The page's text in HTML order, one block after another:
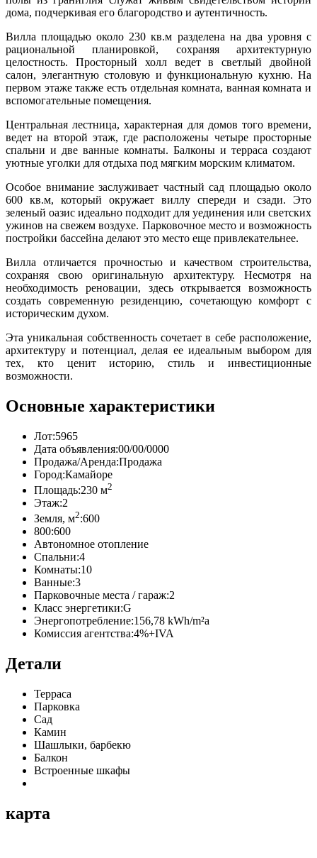
дома, подчеркивая его благородство и аутентичность.
Вилла площадью около 230 кв.м разделена на два уровня с
рациональной планировкой, сохраняя архитектурную
целостность. Просторный холл ведет в светлый двойной
салон, элегантную столовую и функциональную кухню. На
первом этаже также есть отдельная комната, ванная комната и
вспомогательные помещения.
Центральная лестница, характерная для домов того времени,
ведет на второй этаж, где расположены четыре просторные
спальни и две ванные комнаты. Балконы и терраса создают
уютные уголки для отдыха под мягким морским климатом.
Особое внимание заслуживает частный сад площадью около
600 кв.м, который окружает виллу спереди и сзади. Это
зеленый оазис идеально подходит для уединения или светских
ужинов на свежем воздухе. Парковочное место и возможность
постройки бассейна делают это место еще привлекательнее.
Вилла отличается прочностью и качеством строительства,
сохраняя свою оригинальную архитектуру. Несмотря на
необходимость реновации, здесь открывается возможность
создать современную резиденцию, сочетающую комфорт с
историческим духом.
Эта уникальная собственность сочетает в себе расположение,
архитектуру и потенциал, делая ее идеальным выбором для
тех, кто ценит историю, стиль и инвестиционные
возможности.
Основные характеристики
Лот:5965
Дата объявления:00/00/0000
Продажа/Аренда:Продажа
Город:Камайоре
Площадь:230 м2
Этаж:2
Земля, м2:600
800:600
Автономное отопление
Спальни:4
Комнаты:10
Ванные:3
Парковочные места / гараж:2
Класс энергетики:G
Энергопотребление:156,78 kWh/m²a
Комиссия агентства:4%+IVA
Детали
Терраса
Парковка
Сад
Камин
Шашлыки, барбекю
Балкон
Встроенные шкафы
карта